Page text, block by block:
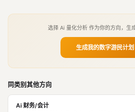
选择 Ai 量化分析 作为你的方向，生
生成我的数字游民计
同类别其他方向
Ai 财务/会计